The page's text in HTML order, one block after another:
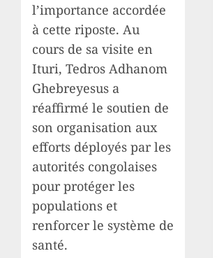
l’importance accordée
à cette riposte. Au
cours de sa visite en
Ituri, Tedros Adhanom
Ghebreyesus a
réaffirmé le soutien de
son organisation aux
efforts déployés par les
autorités congolaises
pour protéger les
populations et
renforcer le système de
santé.